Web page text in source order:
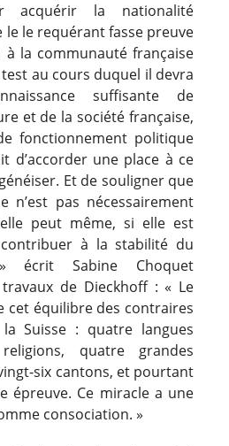
acquérir la nationalité
le le requérant fasse preuve
la communauté française
test au cours duquel il devra
suffisante de
et de la société française,
fonctionnement politique
d’accorder une place à ce
Et de souligner que
n’est pas nécessairement
peut même, si elle est
à la stabilité du
écrit Sabine Choquet
de Dieckhoff : « Le
cet équilibre des contraires
Suisse : quatre langues
quatre grandes
six cantons, et pourtant
épreuve. Ce miracle a une
consociation. »